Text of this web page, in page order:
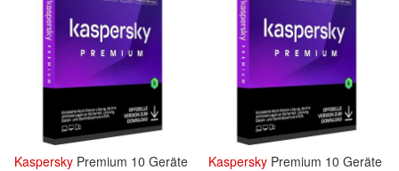
Kaspersky Premium 10 Geräte
Kaspersky Premium 10 Geräte